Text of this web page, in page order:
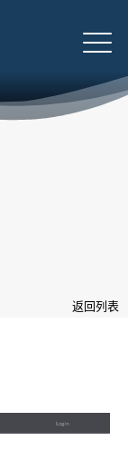
返回列表